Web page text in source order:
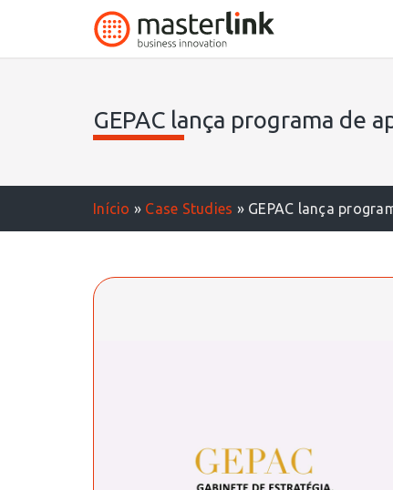
GEPAC lança programa de
Início » Case Studies » GEPAC lança